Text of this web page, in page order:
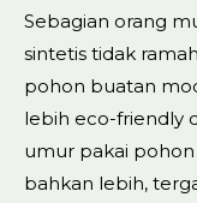
Sebagian orang
sintetis tidak
pohon buatan
lebih eco-friendly
umur pakai pohon
bahkan lebih,